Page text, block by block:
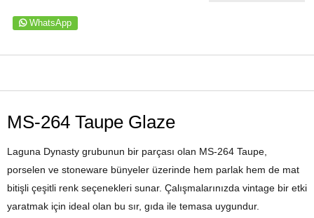
WhatsApp
MS-264 Taupe Glaze
Laguna Dynasty grubunun bir parçası olan MS-264 Taupe,
porselen ve stoneware bünyeler üzerinde hem parlak hem de mat
bitişli çeşitli renk seçenekleri sunar. Çalışmalarınızda vintage bir etki
yaratmak için ideal olan bu sır, gıda ile temasa uygundur.